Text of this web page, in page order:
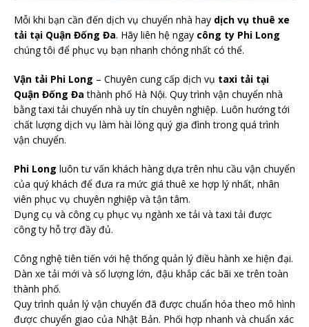
Mỗi khi bạn cần đến dịch vụ chuyển nhà hay dịch vụ thuê xe
tải tại Quận Đống Đa. Hãy liên hệ ngay công ty Phi Long
chúng tôi để phục vụ bạn nhanh chóng nhất có thể.
Vận tải Phi Long – Chuyên cung cấp dịch vụ taxi tải tại
Quận Đống Đa thành phố Hà Nội. Quy trình vận chuyển nhà
bằng taxi tải chuyển nhà uy tín chuyên nghiệp. Luôn hướng tới
chất lượng dịch vụ làm hài lòng quý gia đình trong quá trình
vận chuyển.
Phi Long luôn tư vấn khách hàng dựa trên nhu cầu vận chuyển
của quý khách để đưa ra mức giá thuê xe hợp lý nhất, nhân
viên phục vụ chuyên nghiệp và tận tâm.
Dụng cụ và công cụ phục vụ ngành xe tải và taxi tải được
công ty hỗ trợ đầy đủ.
Công nghệ tiên tiến với hệ thống quản lý điều hành xe hiện đại.
Dàn xe tải mới và số lượng lớn, đậu khắp các bãi xe trên toàn
thành phố.
Quy trình quản lý vận chuyển đã được chuẩn hóa theo mô hình
được chuyển giao của Nhật Bản. Phối hợp nhanh và chuẩn xác